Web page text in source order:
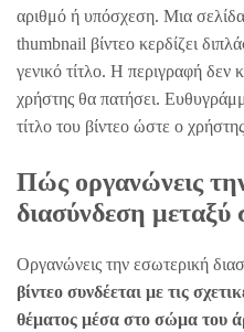
αριθμό ή υπόσχεση. Μια
thumbnail βίντεο κερδίζει
γενικό τίτλο. Η περιγραφή δεν
χρήστης θα πατήσει.
τίτλο του βίντεο ώστε ο
Πώς οργανώνεις
διασύνδεση μεταξύ
Οργανώνεις την εσωτερική
βίντεο συνδέεται με τις
θέματος μέσα στο σώμα του